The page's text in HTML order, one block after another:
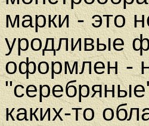
марки - это
уродливые
оформлен -
каких-то